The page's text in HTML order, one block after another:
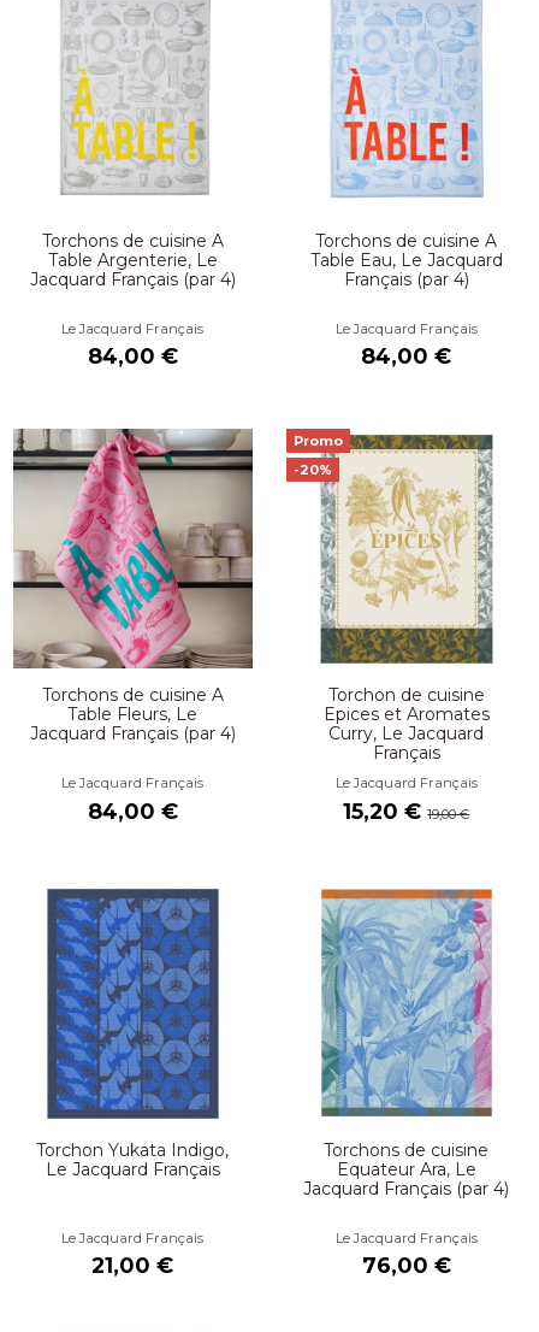
Torchons de cuisine A
Table Argenterie, Le
Jacquard Français (par 4)
Le Jacquard Français
84,00 €
Torchons de cuisine A
Table Eau, Le Jacquard
Français (par 4)
Le Jacquard Français
84,00 €
Torchons de cuisine A
Table Fleurs, Le
Jacquard Français (par 4)
Le Jacquard Français
84,00 €
Promo
-20%
Torchon de cuisine
Epices et Aromates
Curry, Le Jacquard
Français
Le Jacquard Français
15,20 €19,00 €
Torchon Yukata Indigo,
Le Jacquard Français
Le Jacquard Français
21,00 €
Torchons de cuisine
Equateur Ara, Le
Jacquard Français (par 4)
Le Jacquard Français
76,00 €